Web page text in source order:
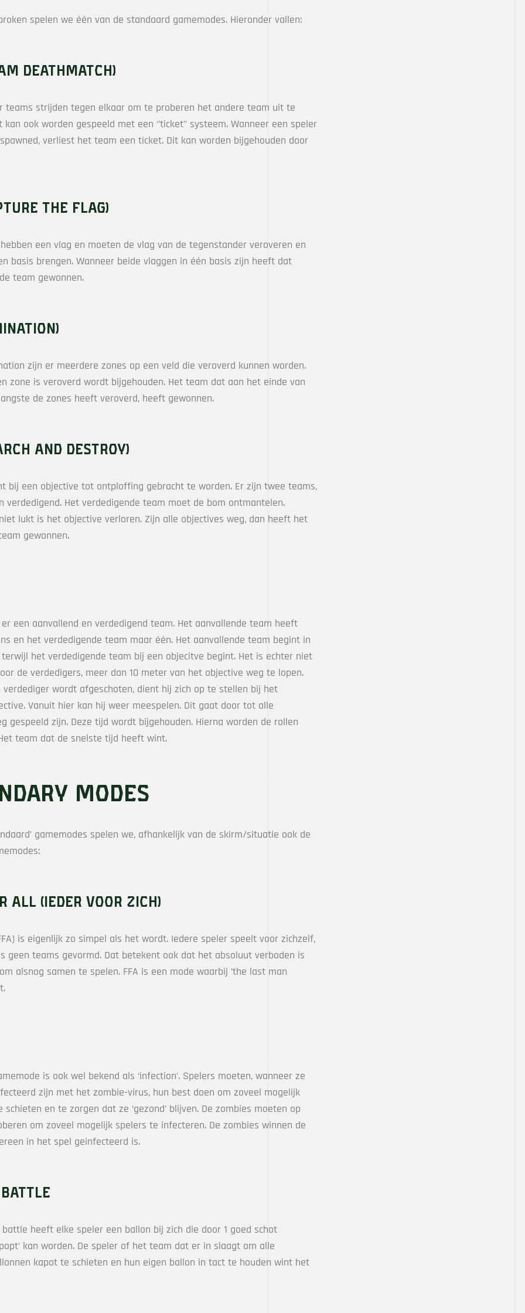
spelen we één van de standaard gamemodes. Hieronder vallen:
deathmatch)
teams strijden tegen elkaar om te proberen het andere team uit te
kan ook worden gespeeld met een ‘’ticket’’ systeem. Wanneer een speler
verliest het team een ticket. Dit kan worden bijgehouden door
the flag)
een vlag en moeten de vlag van de tegenstander veroveren en
basis brengen. Wanneer beide vlaggen in één basis zijn heeft dat
team gewonnen.
zijn er meerdere zones op een veld die veroverd kunnen worden.
zone is veroverd wordt bijgehouden. Het team dat aan het einde van
de zones heeft veroverd, heeft gewonnen.
and Destroy)
bij een objective tot ontploffing gebracht te worden. Er zijn twee teams,
verdedigend. Het verdedigende team moet de bom ontmantelen.
lukt is het objective verloren. Zijn alle objectives weg, dan heeft het
gewonnen.
een aanvallend en verdedigend team. Het aanvallende team heeft
en het verdedigende team maar één. Het aanvallende team begint in
het verdedigende team bij een objecitve begint. Het is echter niet
de verdedigers, meer dan 10 meter van het objective weg te lopen.
verdediger wordt afgeschoten, dient hij zich op te stellen bij het
Vanuit hier kan hij weer meespelen. Dit gaat door tot alle
gespeeld zijn. Deze tijd wordt bijgehouden. Hierna worden de rollen
team dat de snelste tijd heeft wint.
Modes
gamemodes spelen we, afhankelijk van de skirm/situatie ook de
all (ieder voor zich)
is eigenlijk zo simpel als het wordt. Iedere speler speelt voor zichzelf,
geen teams gevormd. Dat betekent ook dat het absoluut verboden is
alsnog samen te spelen. FFA is een mode waarbij ’the last man
is ook wel bekend als ‘infection’. Spelers moeten, wanneer ze
zijn met het zombie-virus, hun best doen om zoveel mogelijk
en te zorgen dat ze ‘gezond’ blijven. De zombies moeten op
om zoveel mogelijk spelers te infecteren. De zombies winnen de
in het spel geinfecteerd is.
battle
heeft elke speler een ballon bij zich die door 1 goed schot
kan worden. De speler of het team dat er in slaagt om alle
kapot te schieten en hun eigen ballon in tact te houden wint het